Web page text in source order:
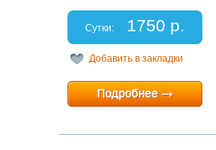
Спальных мест: 2+1
Отчетные документы: есть
Сутки: 1750 р.
Добавить в закладки
Минимальный срок:1 суток
Расчетный час:12:00